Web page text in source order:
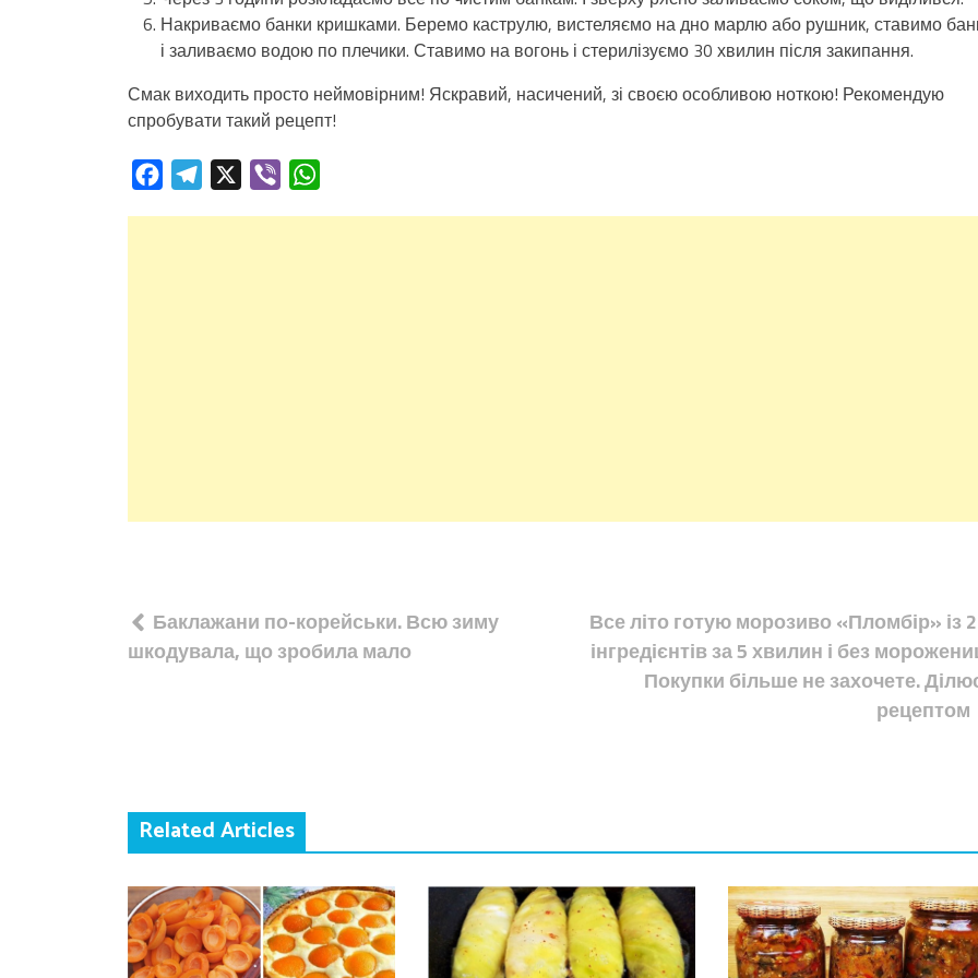
Накриваємо банки кришками. Беремо каструлю, вистеляємо на дно марлю або рушник, ставимо
і заливаємо водою по плечики. Ставимо на вогонь і стерилізуємо 30 хвилин після закипання.
Смак виходить просто неймовірним! Яскравий, насичений, зі своєю особливою ноткою! Рекомендую
спробувати такий рецепт!
FacebookTelegram Viber
Навігація
записів
Баклажани по-корейськи. Всю зиму
шкодувала, що зробила мало
Все літо готую морозиво «Пломбір» із
інгредієнтів за 5 хвилин і без
Покупки більше не захочете.
рецептом
Related Articles